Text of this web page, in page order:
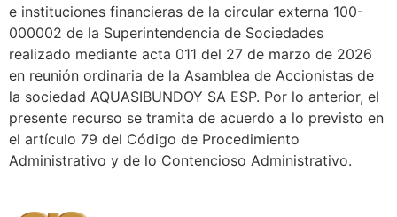
e instituciones financieras de la circular externa 100-
000002 de la Superintendencia de Sociedades
realizado mediante acta 011 del 27 de marzo de 2026
en reunión ordinaria de la Asamblea de Accionistas de
la sociedad AQUASIBUNDOY SA ESP. Por lo anterior, el
presente recurso se tramita de acuerdo a lo previsto en
el artículo 79 del Código de Procedimiento
Administrativo y de lo Contencioso Administrativo.